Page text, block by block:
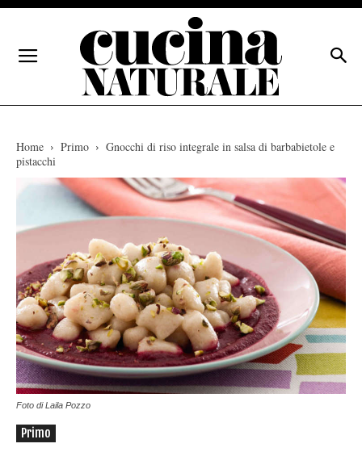
Home Primo
Gnocchi di riso integrale in salsa di barbabietole e
pistacchi
Foto di Laila Pozzo
Primo